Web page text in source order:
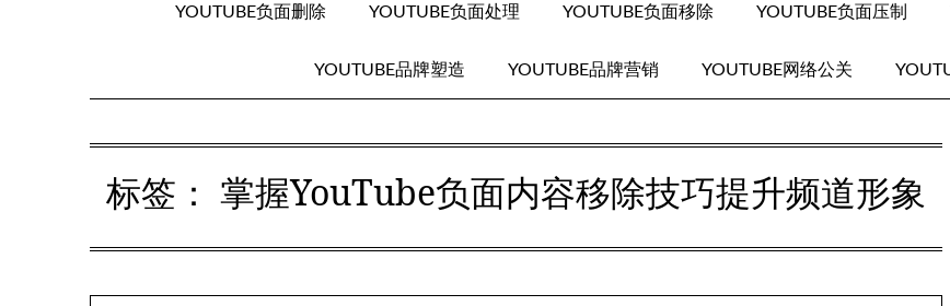
YOUTUBE负面删除 YOUTUBE负面处理 YOUTUBE负面移除 YOUTUBE负面压制
YOUTUBE品牌塑造 YOUTUBE品牌营销 YOUTUBE网络公关
标签： 掌握YouTube负面内容移除技巧提升频道形象